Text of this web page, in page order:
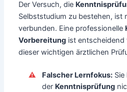
Der Versuch, die
Selbststudium zu bestehen, ist
verbunden. Eine professionelle
Vorbereitung ist entscheidend
dieser wichtigen ärztlichen
Falscher Lernfokus:Sie
der Kenntnisprüfung